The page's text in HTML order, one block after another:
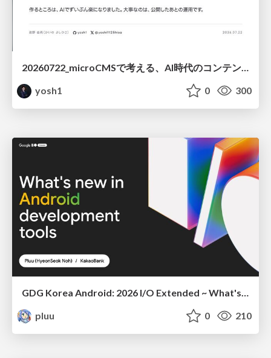
20260722_microCMSで考える、AI時代のコンテンツ運用設計
yosh1
0 300
pluu
0 210